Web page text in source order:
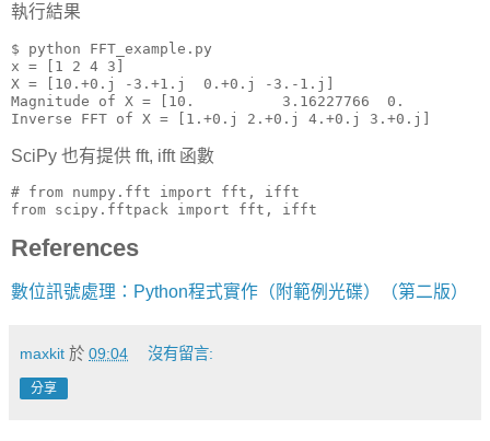
執行結果
$ python FFT_example.py
x = [1 2 4 3]
X = [10.+0.j -3.+1.j  0.+0.j -3.-1.j]
Magnitude of X = [10.          3.16227766  0.
Inverse FFT of X = [1.+0.j 2.+0.j 4.+0.j 3.+0.j]
SciPy 也有提供 fft, ifft 函數
# from numpy.fft import fft, ifft
from scipy.fftpack import fft, ifft
References
數位訊號處理：Python程式實作（附範例光碟）（第二版）
maxkit 於 09:04 沒有留言:
分享